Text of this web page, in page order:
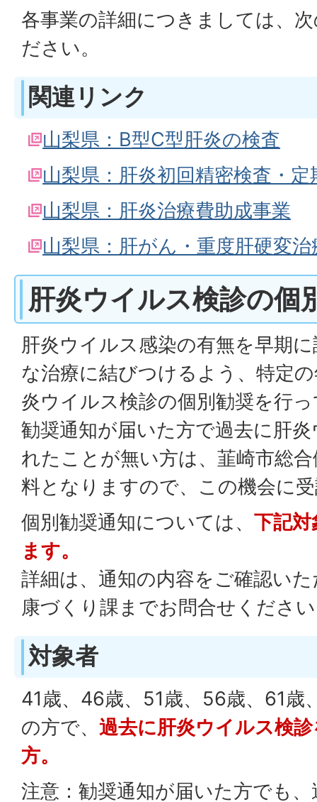
各事業の詳細につきましては、
ださい。
関連リンク
山梨県：B型C型肝炎の検査
山梨県：肝炎初回精密検査・
山梨県：肝炎治療費助成事業
山梨県：肝がん・重度肝硬変
肝炎ウイルス検診の個
肝炎ウイルス感染の有無を早期
な治療に結びつけるよう、特定
炎ウイルス検診の個別勧奨を行
勧奨通知が届いた方で過去に肝
れたことが無い方は、韮崎市総
料となりますので、この機会に
個別勧奨通知については、 下記
ます。
詳細は、通知の内容をご確認い
康づくり課までお問合せくださ
対象者
41歳、46歳、51歳、56歳、61歳
の方で、 過去に肝炎ウイルス検
方。
注意：勧奨通知が届いた方でも